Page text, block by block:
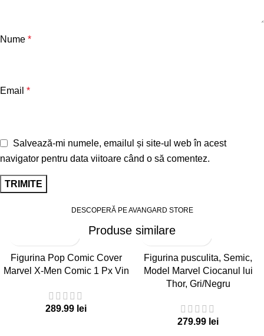
Nume *
Email *
Salvează-mi numele, emailul și site-ul web în acest
navigator pentru data viitoare când o să comentez.
DESCOPERĂ PE AVANGARD STORE
Produse similare
Figurina Pop Comic Cover
Marvel X-Men Comic 1 Px Vin
lei
Figurina pusculita, Semic,
Model Marvel Ciocanul lui
Thor, Gri/Negru
lei